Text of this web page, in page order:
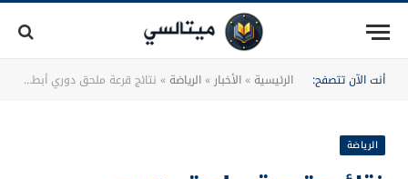
أنت الآن تتصفح: الرئيسية»الأخبار »الرياضة» نتائج قرعة ملحق دوري أبطال أوروبا 2026 ومواعيد المباريات
الرياضة